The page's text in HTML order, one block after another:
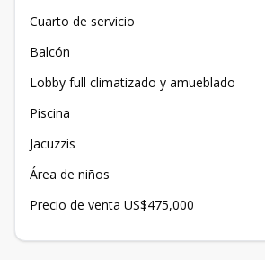
Cuarto de servicio
Balcón
Lobby full climatizado y amueblado
Piscina
Jacuzzis
Área de niños
Precio de venta US$475,000